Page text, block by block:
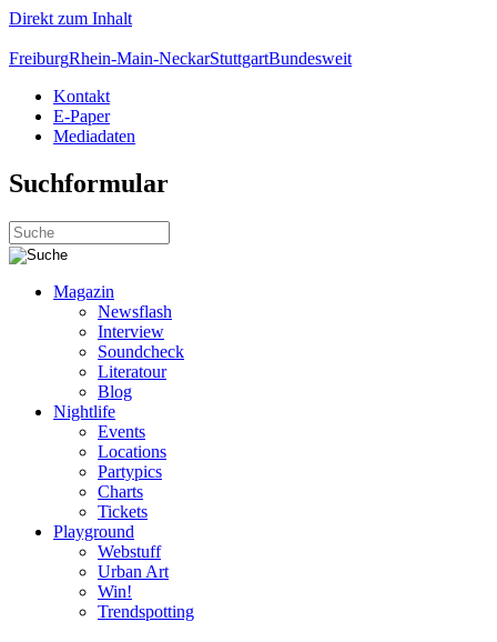
Direkt zum Inhalt
FreiburgRhein-Main-NeckarStuttgartBundesweit
Kontakt
E-Paper
Mediadaten
Suchformular
Magazin
Newsflash
Interview
Soundcheck
Literatour
Blog
Nightlife
Events
Locations
Partypics
Charts
Tickets
Playground
Webstuff
Urban Art
Win!
Trendspotting